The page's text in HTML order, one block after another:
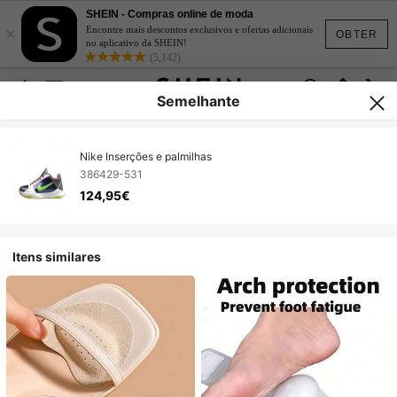
OBTER
×
SHEIN - Compras online de moda
Encontre mais descontos exclusivos e ofertas adicionais
no aplicativo da SHEIN!
(5,142)
Semelhante
Nike Inserções e palmilhas
386429-531
124,95€
Itens similares